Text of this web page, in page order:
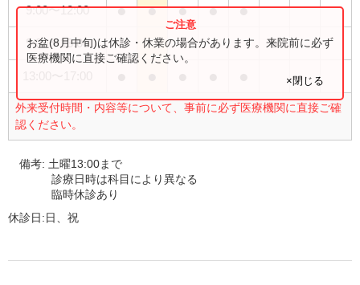
9:00〜12:00 ● ● ● ● ●
9:00〜13:00 ●
外来受付時間・内容等について、事前に必ず医療機関に直接ご確
認ください。
お盆(8月中旬)は休診・休業の場合があります。来院前に必ず
医療機関に直接ご確認ください。
×閉じる
備考: 土曜13:00まで
診療日時は科目により異なる
臨時休診あり
休診日:日、祝